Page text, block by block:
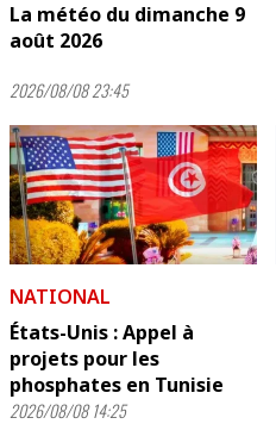
La météo du dimanche 9
août 2026
2026/08/08 23:45
NATIONAL
États-Unis : Appel à
projets pour les
phosphates en Tunisie
2026/08/08 14:25